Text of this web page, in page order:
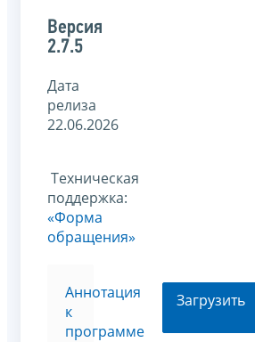
Версия
2.7.5
Дата
релиза
22.06.2026
Техническая
поддержка:
«Форма
обращения»
Аннотация
к
программе
Загрузить